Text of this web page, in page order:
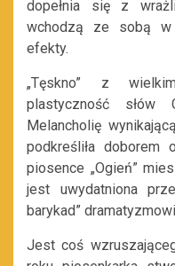
dopełnia się z
wchodzą ze sobą w
efekty.
„Tęskno” z
plastyczność słów
Melancholię
podkreśliła doborem
piosence „Ogień”
jest uwydatniona
barykad”
Jest coś